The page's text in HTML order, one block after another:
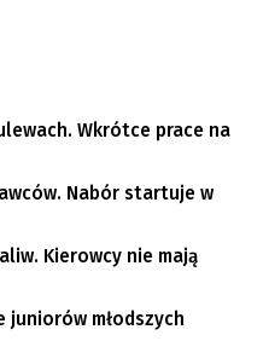
Wkrótce prace na
Nabór startuje w
Kierowcy nie mają
młodszych